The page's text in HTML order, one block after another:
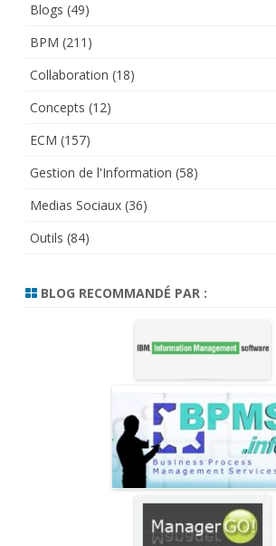
Blogs (49)
BPM (211)
Collaboration (18)
Concepts (12)
ECM (157)
Gestion de l'Information (58)
Medias Sociaux (36)
Outils (84)
BLOG RECOMMANDÉ PAR :